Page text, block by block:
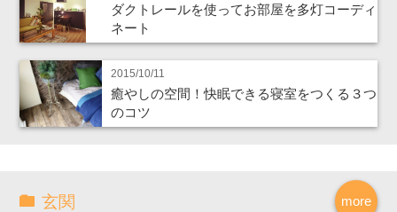
ダクトレールを使ってお部屋を多灯コーディ
ネート
2015/10/11
癒やしの空間！快眠できる寝室をつくる３つ
のコツ
more
玄関